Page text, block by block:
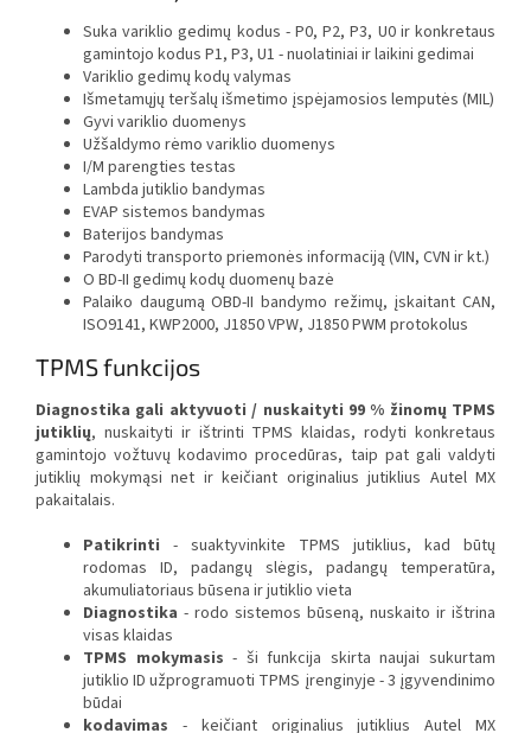
Suka variklio gedimų kodus - P0, P2, P3, U0 ir konkretaus
gamintojo kodus P1, P3, U1 - nuolatiniai ir laikini gedimai
Variklio gedimų kodų valymas
Išmetamųjų teršalų išmetimo įspėjamosios lemputės (MIL)
Gyvi variklio duomenys
Užšaldymo rėmo variklio duomenys
I/M parengties testas
Lambda jutiklio bandymas
EVAP sistemos bandymas
Baterijos bandymas
Parodyti transporto priemonės informaciją (VIN, CVN ir kt.)
O BD-II gedimų kodų duomenų bazė
Palaiko daugumą OBD-II bandymo režimų, įskaitant CAN,
ISO9141, KWP2000, J1850 VPW, J1850 PWM protokolus
TPMS funkcijos
Diagnostika gali aktyvuoti / nuskaityti 99 % žinomų TPMS
jutiklių, nuskaityti ir ištrinti TPMS klaidas, rodyti konkretaus
gamintojo vožtuvų kodavimo procedūras, taip pat gali valdyti
jutiklių mokymąsi net ir keičiant originalius jutiklius Autel MX
pakaitalais.
Patikrinti - suaktyvinkite TPMS jutiklius, kad būtų
rodomas ID, padangų slėgis, padangų temperatūra,
akumuliatoriaus būsena ir jutiklio vieta
Diagnostika - rodo sistemos būseną, nuskaito ir ištrina
visas klaidas
TPMS mokymasis - ši funkcija skirta naujai sukurtam
jutiklio ID užprogramuoti TPMS įrenginyje - 3 įgyvendinimo
būdai
kodavimas - keičiant originalius jutiklius Autel MX